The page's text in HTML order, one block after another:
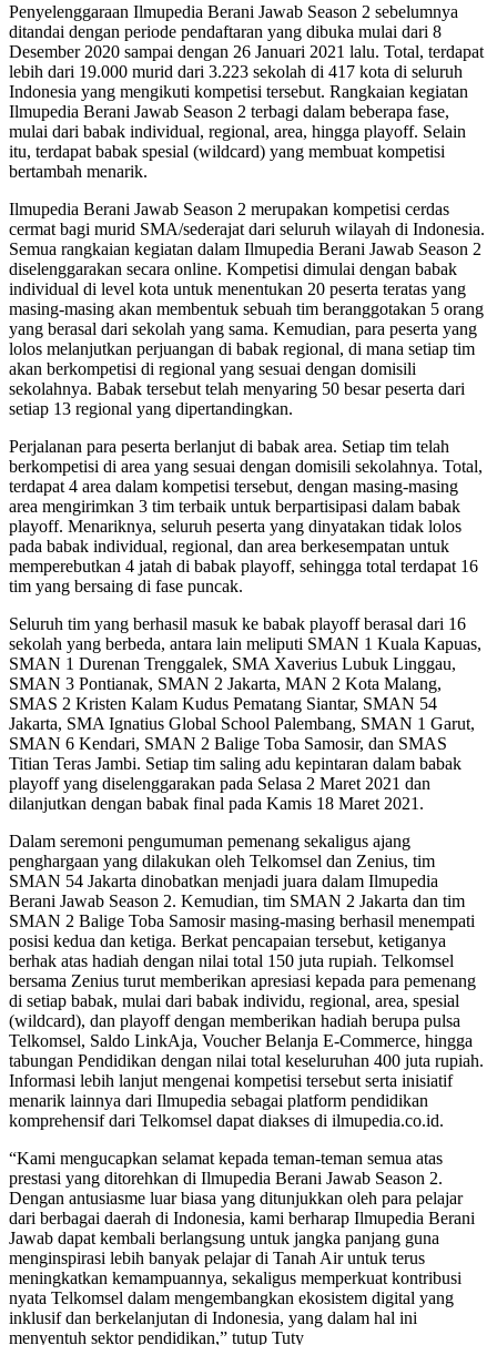
Penyelenggaraan Ilmupedia Berani Jawab Season 2 sebelumnya
ditandai dengan periode pendaftaran yang dibuka mulai dari 8
Desember 2020 sampai dengan 26 Januari 2021 lalu. Total, terdapat
lebih dari 19.000 murid dari 3.223 sekolah di 417 kota di seluruh
Indonesia yang mengikuti kompetisi tersebut. Rangkaian kegiatan
Ilmupedia Berani Jawab Season 2 terbagi dalam beberapa fase,
mulai dari babak individual, regional, area, hingga playoff. Selain
itu, terdapat babak spesial (wildcard) yang membuat kompetisi
bertambah menarik.
Ilmupedia Berani Jawab Season 2 merupakan kompetisi cerdas
cermat bagi murid SMA/sederajat dari seluruh wilayah di Indonesia.
Semua rangkaian kegiatan dalam Ilmupedia Berani Jawab Season 2
diselenggarakan secara online. Kompetisi dimulai dengan babak
individual di level kota untuk menentukan 20 peserta teratas yang
masing-masing akan membentuk sebuah tim beranggotakan 5 orang
yang berasal dari sekolah yang sama. Kemudian, para peserta yang
lolos melanjutkan perjuangan di babak regional, di mana setiap tim
akan berkompetisi di regional yang sesuai dengan domisili
sekolahnya. Babak tersebut telah menyaring 50 besar peserta dari
setiap 13 regional yang dipertandingkan.
Perjalanan para peserta berlanjut di babak area. Setiap tim telah
berkompetisi di area yang sesuai dengan domisili sekolahnya. Total,
terdapat 4 area dalam kompetisi tersebut, dengan masing-masing
area mengirimkan 3 tim terbaik untuk berpartisipasi dalam babak
playoff. Menariknya, seluruh peserta yang dinyatakan tidak lolos
pada babak individual, regional, dan area berkesempatan untuk
memperebutkan 4 jatah di babak playoff, sehingga total terdapat 16
tim yang bersaing di fase puncak.
Seluruh tim yang berhasil masuk ke babak playoff berasal dari 16
sekolah yang berbeda, antara lain meliputi SMAN 1 Kuala Kapuas,
SMAN 1 Durenan Trenggalek, SMA Xaverius Lubuk Linggau,
SMAN 3 Pontianak, SMAN 2 Jakarta, MAN 2 Kota Malang,
SMAS 2 Kristen Kalam Kudus Pematang Siantar, SMAN 54
Jakarta, SMA Ignatius Global School Palembang, SMAN 1 Garut,
SMAN 6 Kendari, SMAN 2 Balige Toba Samosir, dan SMAS
Titian Teras Jambi. Setiap tim saling adu kepintaran dalam babak
playoff yang diselenggarakan pada Selasa 2 Maret 2021 dan
dilanjutkan dengan babak final pada Kamis 18 Maret 2021.
Dalam seremoni pengumuman pemenang sekaligus ajang
penghargaan yang dilakukan oleh Telkomsel dan Zenius, tim
SMAN 54 Jakarta dinobatkan menjadi juara dalam Ilmupedia
Berani Jawab Season 2. Kemudian, tim SMAN 2 Jakarta dan tim
SMAN 2 Balige Toba Samosir masing-masing berhasil menempati
posisi kedua dan ketiga. Berkat pencapaian tersebut, ketiganya
berhak atas hadiah dengan nilai total 150 juta rupiah. Telkomsel
bersama Zenius turut memberikan apresiasi kepada para pemenang
di setiap babak, mulai dari babak individu, regional, area, spesial
(wildcard), dan playoff dengan memberikan hadiah berupa pulsa
Telkomsel, Saldo LinkAja, Voucher Belanja E-Commerce, hingga
tabungan Pendidikan dengan nilai total keseluruhan 400 juta rupiah.
Informasi lebih lanjut mengenai kompetisi tersebut serta inisiatif
menarik lainnya dari Ilmupedia sebagai platform pendidikan
komprehensif dari Telkomsel dapat diakses di ilmupedia.co.id.
“Kami mengucapkan selamat kepada teman-teman semua atas
prestasi yang ditorehkan di Ilmupedia Berani Jawab Season 2.
Dengan antusiasme luar biasa yang ditunjukkan oleh para pelajar
dari berbagai daerah di Indonesia, kami berharap Ilmupedia Berani
Jawab dapat kembali berlangsung untuk jangka panjang guna
menginspirasi lebih banyak pelajar di Tanah Air untuk terus
meningkatkan kemampuannya, sekaligus memperkuat kontribusi
nyata Telkomsel dalam mengembangkan ekosistem digital yang
inklusif dan berkelanjutan di Indonesia, yang dalam hal ini
menyentuh sektor pendidikan,” tutup Tuty